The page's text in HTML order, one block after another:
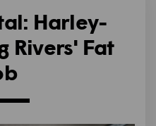
Harley-
Rivers' Fat